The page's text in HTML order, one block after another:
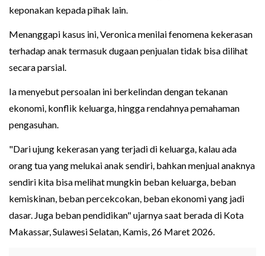
keponakan kepada pihak lain.
Menanggapi kasus ini, Veronica menilai fenomena kekerasan
terhadap anak termasuk dugaan penjualan tidak bisa dilihat
secara parsial.
Ia menyebut persoalan ini berkelindan dengan tekanan
ekonomi, konflik keluarga, hingga rendahnya pemahaman
pengasuhan.
"Dari ujung kekerasan yang terjadi di keluarga, kalau ada
orang tua yang melukai anak sendiri, bahkan menjual anaknya
sendiri kita bisa melihat mungkin beban keluarga, beban
kemiskinan, beban percekcokan, beban ekonomi yang jadi
dasar. Juga beban pendidikan" ujarnya saat berada di Kota
Makassar, Sulawesi Selatan, Kamis, 26 Maret 2026.